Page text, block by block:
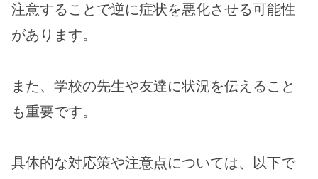
注意することで逆に症状を悪化させる可能性
があります。
また、学校の先生や友達に状況を伝えること
も重要です。
具体的な対応策や注意点については、以下で